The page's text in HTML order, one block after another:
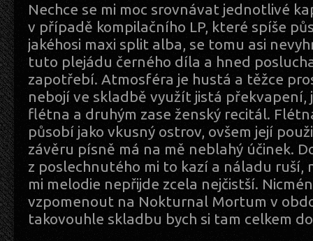
Nechce se mi moc srovnávat jednotlivé
v případě kompilačního LP, které spíše
jakéhosi maxi split alba, se tomu asi
tuto plejádu černého díla a hned
zapotřebí. Atmosféra je hustá a těžce
nebojí ve skladbě využít jistá překvapení,
flétna a druhým zase ženský recitál.
působí jako vkusný ostrov, ovšem její
závěru písně má na mě neblahý účinek.
z poslechnutého mi to kazí a náladu ruší,
mi melodie nepřijde zcela nejčistší.
vzpomenout na Nokturnal Mortum v
takovouhle skladbu bych si tam celkem